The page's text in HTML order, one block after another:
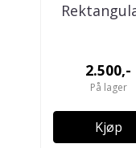
2.500,-
På lager
Kjøp